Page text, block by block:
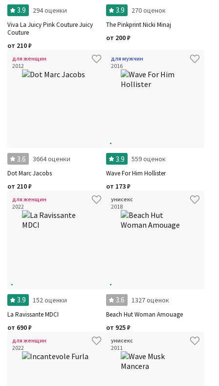
3.9 294 оценки
Viva La Juicy Pink Couture Juicy
Couture
от 210₽
3.9 270 оценок
The Pinkprint Nicki Minaj
от 200₽
для женщин
2012
3.6 3664 оценки
Dot Marc Jacobs
от 210₽
для мужчин
2016
3.9 559 оценок
Wave For Him Hollister
от 173₽
для женщин
2022
3.9 152 оценки
La Ravissante MDCI
от 690₽
унисекс
2018
3.6 1327 оценок
Beach Hut Woman Amouage
от 925₽
для женщин
2022
унисекс
2011